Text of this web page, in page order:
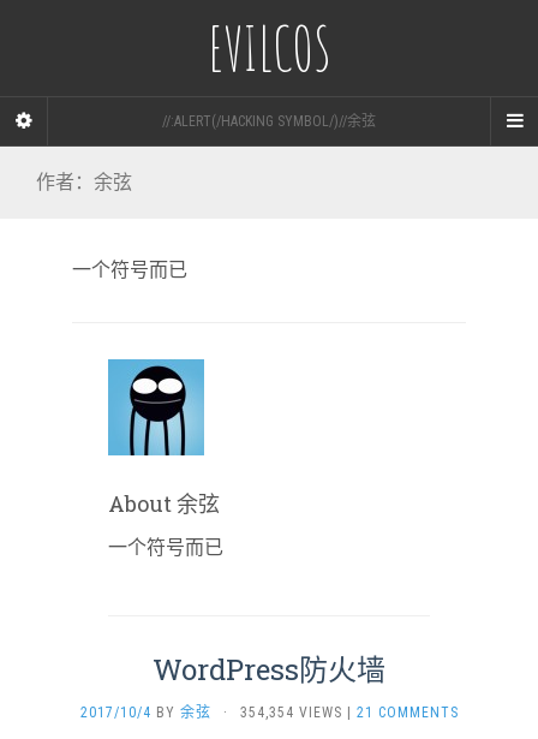
EVILCOS
//:ALERT(/HACKING SYMBOL/)//余弦
作者： 余弦
一个符号而已
About 余弦
一个符号而已
WordPress防火墙
2017/10/4 BY 余弦 · 354,354 VIEWS 21 COMMENTS